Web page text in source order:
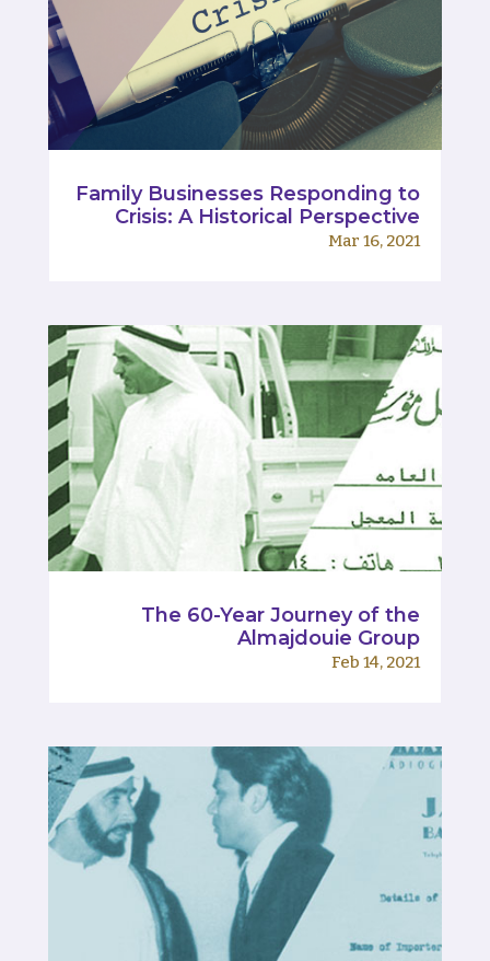
Family Businesses Responding to
Crisis: A Historical Perspective
Mar 16, 2021
The 60-Year Journey of the
Almajdouie Group
Feb 14, 2021